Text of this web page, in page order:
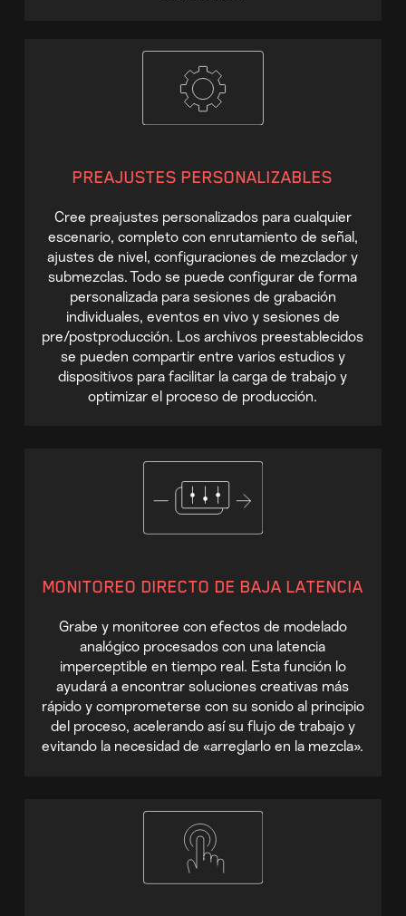
PREAJUSTES PERSONALIZABLES
Cree preajustes personalizados para cualquier
escenario, completo con enrutamiento de señal,
ajustes de nivel, configuraciones de mezclador y
submezclas. Todo se puede configurar de forma
personalizada para sesiones de grabación
individuales, eventos en vivo y sesiones de
pre/postproducción. Los archivos preestablecidos
se pueden compartir entre varios estudios y
dispositivos para facilitar la carga de trabajo y
optimizar el proceso de producción.
MONITOREO DIRECTO DE BAJA LATENCIA
Grabe y monitoree con efectos de modelado
analógico procesados con una latencia
imperceptible en tiempo real. Esta función lo
ayudará a encontrar soluciones creativas más
rápido y comprometerse con su sonido al principio
del proceso, acelerando así su flujo de trabajo y
evitando la necesidad de «arreglarlo en la mezcla».